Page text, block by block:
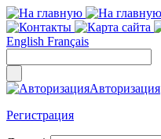
English Français
Авторизация
Регистрация